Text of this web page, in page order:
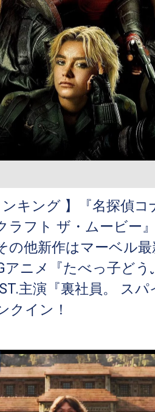
ンキング 】『名探偵
ラフト ザ・ムービー
の他新作はマーベル
アニメ『たべっ子どう
主演『裏社員。 ス
クイン！